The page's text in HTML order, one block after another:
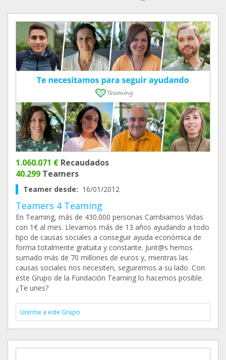
1.060.071 € Recaudados
40.299 Teamers
Teamer desde: 16/01/2012
Teamers 4 Teaming
En Teaming, más de 430.000 personas Cambiamos Vidas
con 1€ al mes. Llevamos más de 13 años ayudando a todo
tipo de causas sociales a conseguir ayuda económica de
forma totalmente gratuita y constante. Junt@s hemos
sumado más de 70 millones de euros y, mientras las
causas sociales nos necesiten, seguiremos a su lado. Con
este Grupo de la Fundación Teaming lo hacemos posible.
¿Te unes?
Unirme a este Grupo